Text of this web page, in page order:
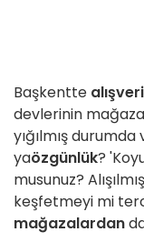
Başkentte
devlerinin
yığılmış
yaözgünlük?
musunuz?
keşfetmeyi mi
mağazalardan